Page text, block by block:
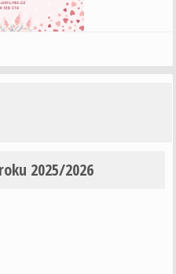
2025/2026